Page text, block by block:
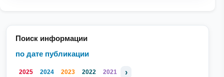
Поиск информации
по дате публикации
2025 2024 2023 2022 2021 ›